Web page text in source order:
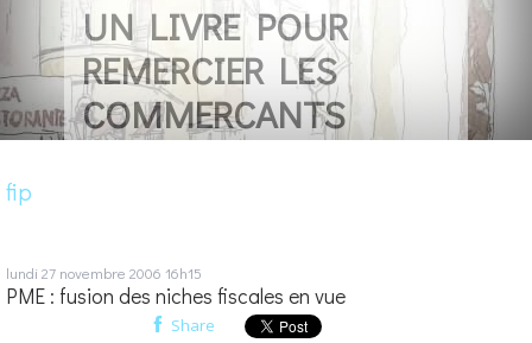
UN LIVRE POUR
REMERCIER LES
COMMERCANTS
fip
lundi 27 novembre 2006 16h15
PME : fusion des niches fiscales en vue
Share